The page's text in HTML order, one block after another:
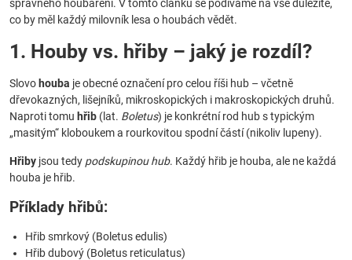
správného houbaření. V tomto článku se podíváme na vše důležité,
co by měl každý milovník lesa o houbách vědět.
1. Houby vs. hřiby – jaký je rozdíl?
Slovo houba je obecné označení pro celou říši hub – včetně
dřevokazných, lišejníků, mikroskopických i makroskopických druhů.
Naproti tomu hřib (lat. Boletus) je konkrétní rod hub s typickým
„masitým“ kloboukem a rourkovitou spodní částí (nikoliv lupeny).
Hřiby jsou tedy podskupinou hub. Každý hřib je houba, ale ne každá
houba je hřib.
Příklady hřibů:
Hřib smrkový (Boletus edulis)
Hřib dubový (Boletus reticulatus)